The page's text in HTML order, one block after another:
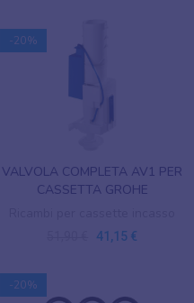
-20%
VALVOLA COMPLETA AV1 PER
CASSETTA GROHE
41,15 €
-20%